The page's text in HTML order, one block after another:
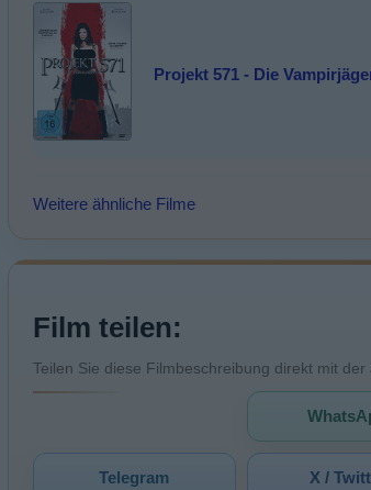
Projekt 571 - Die
Weitere ähnliche Filme
Film teilen:
Teilen Sie diese Filmbeschreibung direkt mit der
Telegram X /